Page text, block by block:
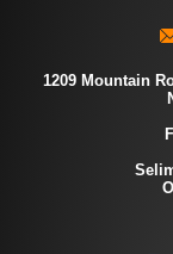
1209 Mountain